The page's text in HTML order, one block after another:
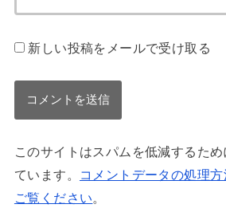
新しい投稿をメールで受け取る
このサイトはスパムを低減するた
ています。
コメントデータの処理
ご覧ください。